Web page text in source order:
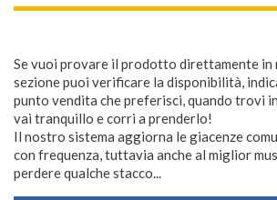
Se vuoi provare il prodotto direttamente in
sezione puoi verificare la disponibilità,
punto vendita che preferisci, quando trovi
vai tranquillo e corri a prenderlo!
Il nostro sistema aggiorna le giacenze
con frequenza, tuttavia anche al miglior
perdere qualche stacco...